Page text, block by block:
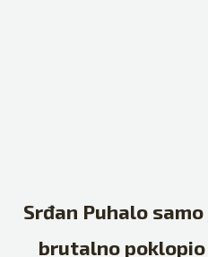
Srđan Puhalo
brutalno